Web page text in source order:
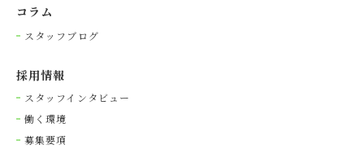
コラム
スタッフブログ
採⽤情報
スタッフインタビュー
働く環境
募集要項